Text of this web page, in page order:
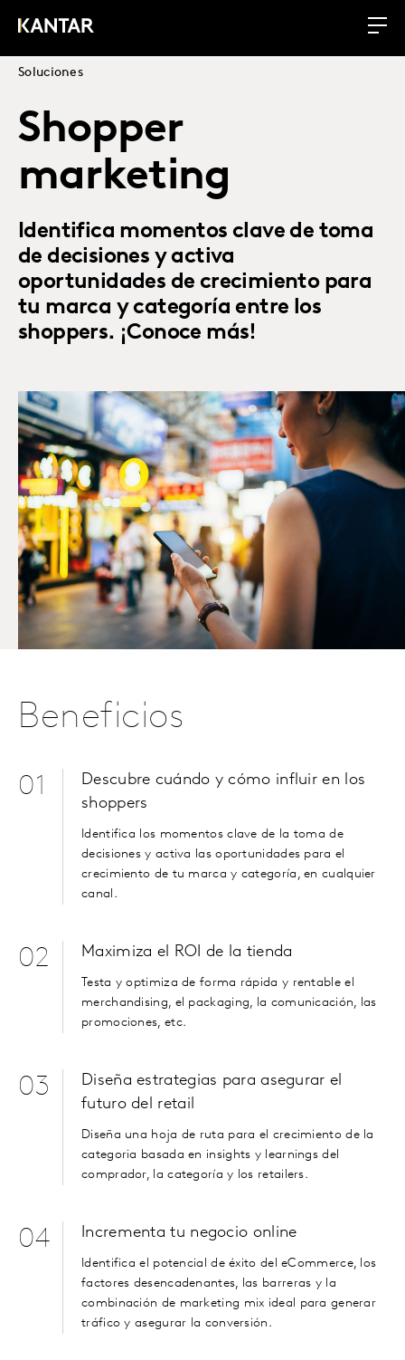
Soluciones
Shopper
marketing
Identifica momentos clave de toma
de decisiones y activa
oportunidades de crecimiento para
tu marca y categoría entre los
shoppers. ¡Conoce más!
Beneficios
01
Descubre cuándo y cómo influir en los
shoppers
Identifica los momentos clave de la toma de
decisiones y activa las oportunidades para el
crecimiento de tu marca y categoría, en cualquier
canal.
02 Maximiza el ROI de la tienda
Testa y optimiza de forma rápida y rentable el
merchandising, el packaging, la comunicación, las
promociones, etc.
03
Diseña estrategias para asegurar el
futuro del retail
Diseña una hoja de ruta para el crecimiento de la
categoria basada en insights y learnings del
comprador, la categoría y los retailers.
04 Incrementa tu negocio online
Identifica el potencial de éxito del eCommerce, los
factores desencadenantes, las barreras y la
combinación de marketing mix ideal para generar
tráfico y asegurar la conversión.